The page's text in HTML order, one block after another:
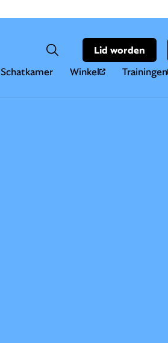
Schatkamer Winkel Trainingen
Zoeken
ZoekveldLid worden